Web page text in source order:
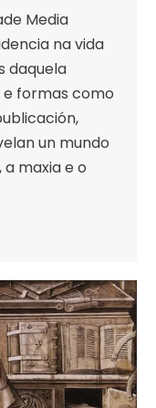
Media
na vida
daquela
e formas como
un mundo
maxia e o